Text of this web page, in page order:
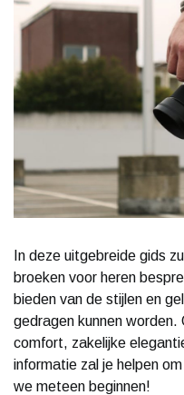
In deze uitgebreide gids
broeken voor heren
bieden van de stijlen en
gedragen kunnen worden.
comfort, zakelijke
informatie zal je helpen
we meteen beginnen!